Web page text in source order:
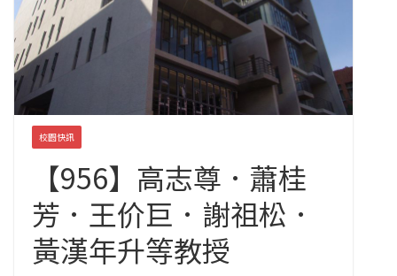
校園快訊
【956】高志尊．蕭桂
芳．王价巨．謝祖松．
黃漢年升等教授